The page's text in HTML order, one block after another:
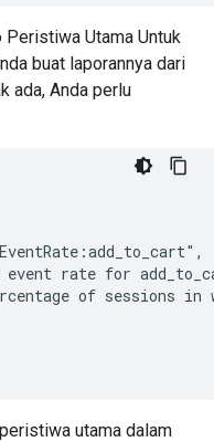
Utama Untuk
buat laporannya dari
ada, Anda perlu
rate for
of sessions in
utama dalam